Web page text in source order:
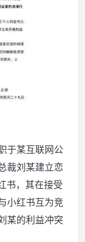
于某互联网公
裁刘某建立恋
书，其在接受
小红书互为竞
某的利益冲突